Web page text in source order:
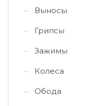
Выносы
Грипсы
Зажимы
Колеса
Обода